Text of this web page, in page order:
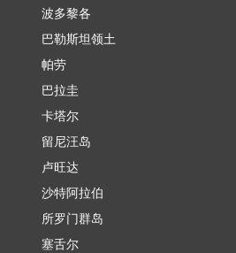
波多黎各
巴勒斯坦领土
帕劳
巴拉圭
卡塔尔
留尼汪岛
卢旺达
沙特阿拉伯
所罗门群岛
塞舌尔